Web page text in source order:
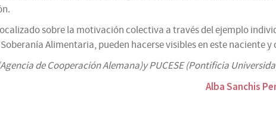
sobre la motivación colectiva a través del ejemplo
Alimentaria, pueden hacerse visibles en este naciente y
de Cooperación Alemana)y PUCESE (Pontificia
Alba Sanchis